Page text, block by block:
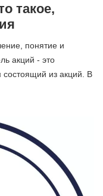
такое,
понятие и
акций - это
из акций. В